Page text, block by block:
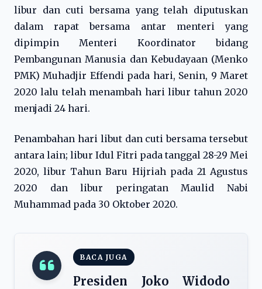
libur dan cuti bersama yang telah diputuskan
dalam rapat bersama antar menteri yang
dipimpin Menteri Koordinator bidang
Pembangunan Manusia dan Kebudayaan (Menko
PMK) Muhadjir Effendi pada hari, Senin, 9 Maret
2020 lalu telah menambah hari libur tahun 2020
menjadi 24 hari.
Penambahan hari libut dan cuti bersama tersebut
antara lain; libur Idul Fitri pada tanggal 28-29 Mei
2020, libur Tahun Baru Hijriah pada 21 Agustus
2020 dan libur peringatan Maulid Nabi
Muhammad pada 30 Oktober 2020.
BACA JUGA
Presiden Joko Widodo